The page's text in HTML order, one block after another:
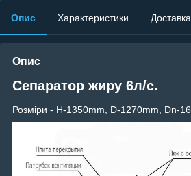
Опис Характеристики Доставка
Опис
Сепаратор жиру 6л/с.
Розміри - H-1350mm, D-1270mm, Dn-